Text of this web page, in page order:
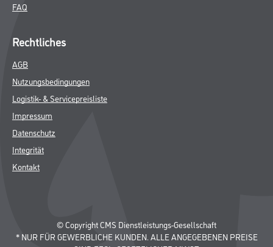
FAQ
Rechtliches
AGB
Nutzungsbedingungen
Logistik- & Servicepreisliste
Impressum
Datenschutz
Integrität
Kontakt
© Copyright CMS Dienstleistungs-Gesellschaft
* NUR FÜR GEWERBLICHE KUNDEN. ALLE ANGEGEBENEN PREISE